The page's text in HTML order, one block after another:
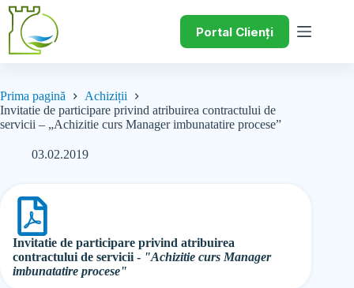
Portal Clienți
Prima pagină
Achiziții
Invitatie de participare privind atribuirea contractului de
servicii – „Achizitie curs Manager imbunatatire procese”
03.02.2019
Invitatie de participare privind atribuirea
contractului de servicii - "Achizitie curs Manager
imbunatatire procese"